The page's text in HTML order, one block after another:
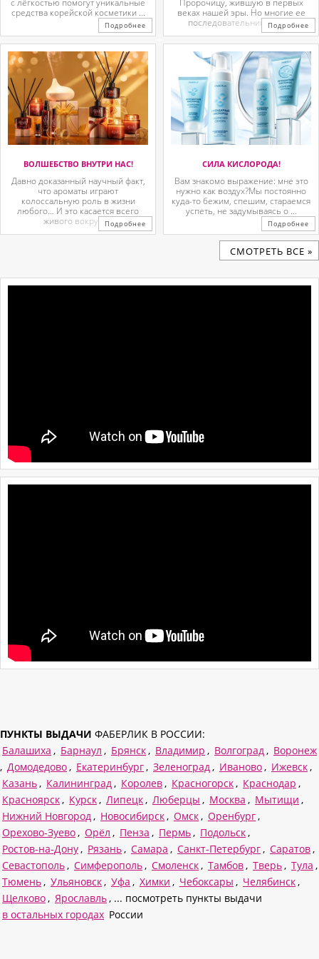
средства корейской косметики ...
Подробнее
веках нашей эры. Но многие ее
последовательницы так ...
Подробнее
ВОЛШЕБСТВО ВНУТРИ НАС!
Давно доказанный научный факт,
что ароматы играют
колоссальную роль в жизни
любого… И это касается всего
живого вокруг. ...Подробнее
СИЛА КИСЛОРОДА!
Вам знакомо выражение: мне это
нужно как воздух?Мы постоянно
куда-то бежим, спешим, стараемся
успеть, не задумываясь о ...
Подробнее
CМОТРЕТЬ ВСЕ »
ПУНКТЫ ВЫДАЧИ ФАБЕРЛИК В РОССИИ:
Балашиха , Барнаул , Брянск , Владимир , Волгоград , Воронеж
, Домодедово , Екатеринбург , Зеленоград , Иваново , Ижевск ,
Казань , Калининград , Королев , Красногорск , Краснодар ,
Красноярск , Курск , Липецк , Люберцы , Москва , Мытищи ,
Нижний Новгород , Новосибирск , Омск , Оренбург ,
Орехово-Зуево , Орёл , Пенза , Пермь , Подольск ,
Ростов-на-Дону , Рязань , Самара , Санкт-Петербург , Саратов ,
Севастополь , Симферополь , Смоленск , Тамбов , Тверь , Тула ,
Тюмень , Ульяновск , Уфа , Химки , Чебоксары , Челябинск ,
Щелково , Ярославль , ... посмотреть пункты выдачи
в остальных городах России